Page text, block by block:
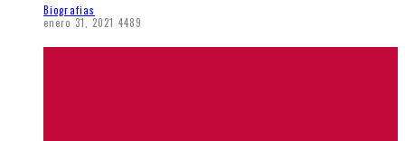
Biografias
enero 31, 2021 4489